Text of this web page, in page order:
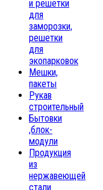
и решетки
для
заморозки,
решетки
для
экопарковок
Мешки,
пакеты
Рукав
строительный
Бытовки
,блок-
модули
Продукция
из
нержавеющей
стали